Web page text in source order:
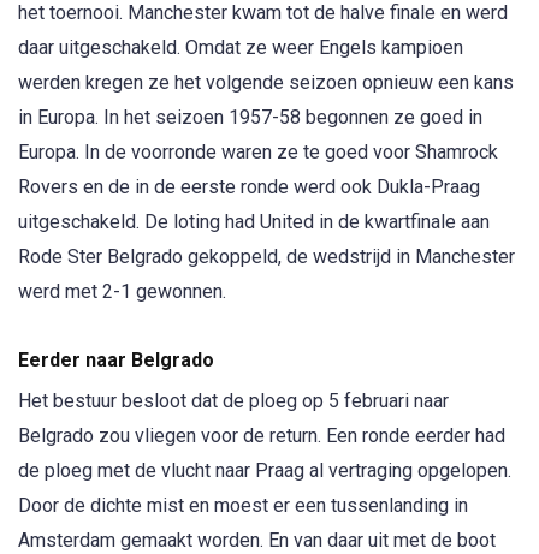
het toernooi. Manchester kwam tot de halve finale en werd
daar uitgeschakeld. Omdat ze weer Engels kampioen
werden kregen ze het volgende seizoen opnieuw een kans
in Europa. In het seizoen 1957-58 begonnen ze goed in
Europa. In de voorronde waren ze te goed voor Shamrock
Rovers en de in de eerste ronde werd ook Dukla-Praag
uitgeschakeld. De loting had United in de kwartfinale aan
Rode Ster Belgrado gekoppeld, de wedstrijd in Manchester
werd met 2-1 gewonnen.
Eerder naar Belgrado
Het bestuur besloot dat de ploeg op 5 februari naar
Belgrado zou vliegen voor de return. Een ronde eerder had
de ploeg met de vlucht naar Praag al vertraging opgelopen.
Door de dichte mist en moest er een tussenlanding in
Amsterdam gemaakt worden. En van daar uit met de boot